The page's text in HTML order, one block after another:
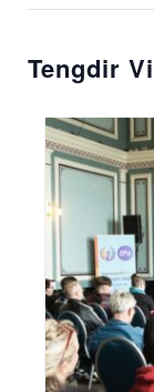
Tengdir